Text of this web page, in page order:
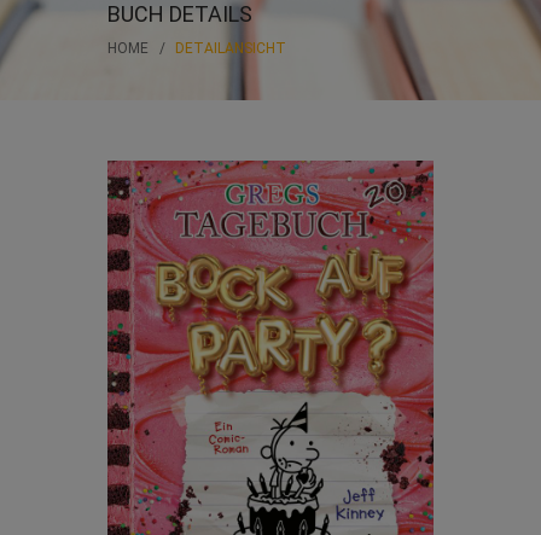
BUCH DETAILS
HOME DETAILANSICHT